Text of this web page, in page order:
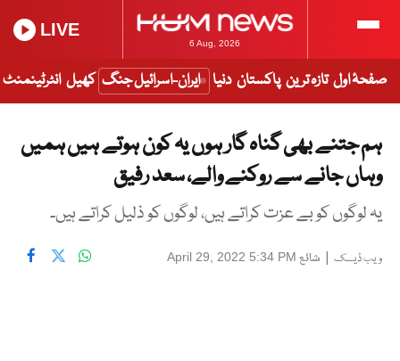
6 Aug, 2026
LIVE
صفحۂ اول تازہ ترین پاکستان دنیا ایران-اسرائیل جنگ کھیل انٹرٹینمنٹ
ہم جتنے بھی گناہ گار ہوں یہ کون ہوتے ہیں ہمیں
وہاں جانے سے روکنے والے، سعد رفیق
یہ لوگوں کو بے عزت کراتے ہیں، لوگوں کو ذلیل کراتے ہیں۔
ویب ڈیسک | شائع April 29, 2022 5:34 PM